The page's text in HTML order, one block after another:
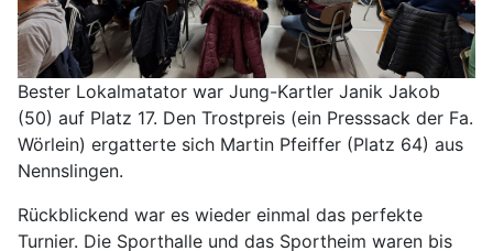
Bester Lokalmatator war Jung-Kartler Janik Jakob
(50) auf Platz 17. Den Trostpreis (ein Presssack der Fa.
Wörlein) ergatterte sich Martin Pfeiffer (Platz 64) aus
Nennslingen.
Rückblickend war es wieder einmal das perfekte
Turnier. Die Sporthalle und das Sportheim waren bis